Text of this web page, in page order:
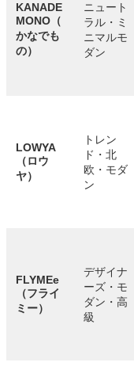
KANADE
MONO（
かなでも
の）
ニュート
ラル・ミ
ニマルモ
ダン
LOWYA
（ロウ
ヤ）
トレン
ド・北
欧・モダ
ン
FLYMEe
（フライ
ミー）
デザイナ
ーズ・モ
ダン・高
級